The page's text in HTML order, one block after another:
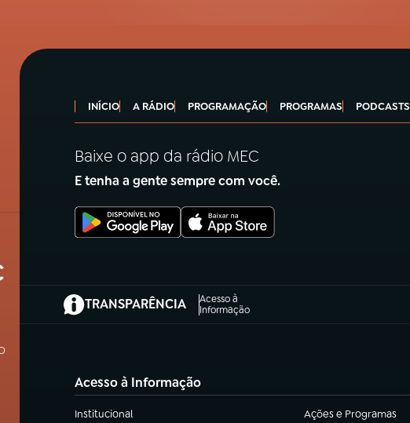
INÍCIO A RÁDIO PROGRAMAÇÃO PROGRAMAS PODCASTS
Baixe o app da rádio MEC
E tenha a gente sempre com você.
TRANSPARÊNCIA
Acesso à
Informação
(abre em nova aba)
Acesso à Informação
Institucional
(abre em nova aba) Ações e Programas
(abre em nova aba)